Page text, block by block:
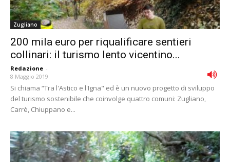
Zugliano
200 mila euro per riqualificare sentieri
collinari: il turismo lento vicentino...
Redazione -
8 Maggio 2019
Si chiama “Tra l'Astico e l'Igna" ed è un nuovo progetto di sviluppo
del turismo sostenibile che coinvolge quattro comuni: Zugliano,
Carrè, Chiuppano e...